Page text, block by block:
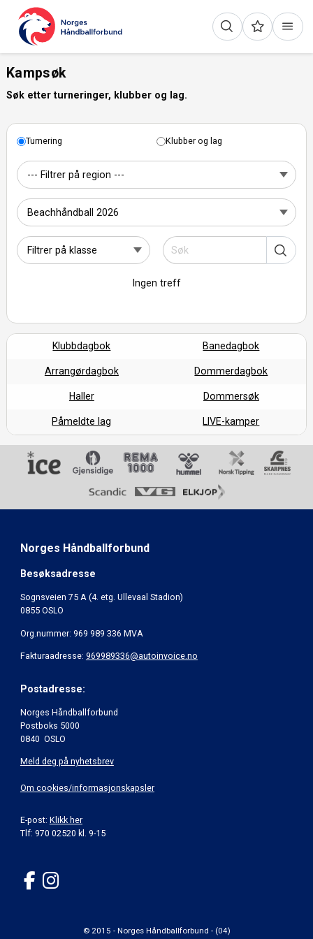
Kampsøk
Søk etter turneringer, klubber og lag.
Turnering Klubber og lag
Ingen treff
Klubbdagbok Banedagbok
Arrangørdagbok Dommerdagbok
Haller Dommersøk
Påmeldte lag LIVE-kamper
Norges Håndballforbund
Besøksadresse
Sognsveien 75 A (4. etg. Ullevaal Stadion)
0855 OSLO
Org.nummer: 969 989 336 MVA
Fakturaadresse: 969989336@autoinvoice.no
Postadresse:
Norges Håndballforbund
Postboks 5000
0840 OSLO
Meld deg på nyhetsbrev
Om cookies/informasjonskapsler
E-post: Klikk her
Tlf: 970 02520 kl. 9-15
© 2015 - Norges Håndballforbund - (04)